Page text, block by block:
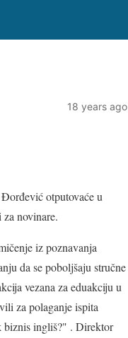
18 years ago
otputovaće u
novinare.
iz poznavanja
da se poboljšaju stručne
vezana za eduakciju u
za polaganje ispita
biznis ingliš?" . Direktor